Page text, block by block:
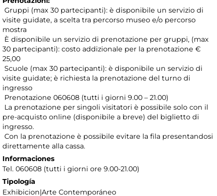
Gruppi (max 30 partecipanti): è disponibile un servizio di
visite guidate, a scelta tra percorso museo e/o percorso
mostra
È disponibile un servizio di prenotazione per gruppi, (max
30 partecipanti): costo addizionale per la prenotazione €
25,00
Scuole (max 30 partecipanti): è disponibile un servizio di
visite guidate; è richiesta la prenotazione del turno di
ingresso
Prenotazione 060608 (tutti i giorni 9.00 – 21.00)
La prenotazione per singoli visitatori è possibile solo con il
pre-acquisto online (disponibile a breve) del biglietto di
ingresso.
Con la prenotazione è possibile evitare la fila presentandosi
direttamente alla cassa.
Informaciones
Tel. 060608 (tutti i giorni ore 9.00-21.00)
Tipología
Exhibicion|Arte Contemporáneo